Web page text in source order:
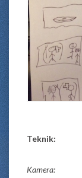
Teknik:
Kamera: